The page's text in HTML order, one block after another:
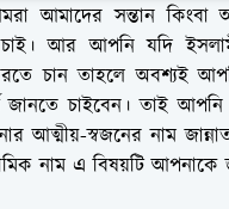
আমাদের সন্তান কিংবা
চাই। আর আপনি যদি
চান তাহলে অবশ্যই
জানতে চাইবেন। তাই
আত্মীয়-স্বজনের নাম
নাম এ বিষয়টি আপনাকে